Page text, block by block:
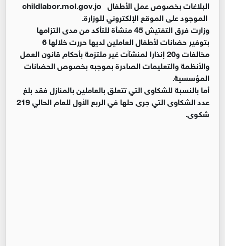
الموجود على الموقع الإلكتروني للوزارة.
وزارت فرق التفتيش 45 منشأة للتأكد من مدى التزامها
بتوفير حضانات لأطفال العاملين لديها حررت خلالها 6
مخالفات و20 إنذارا لمنشآت غير ملتزمة بأحكام قانون العمل
والأنظمة والتعليمات الصادرة بموجبه بخصوص الحضانات
المؤسسية.
أما بالنسبة للشكاوى التي تتعلق بالعاملين بالمنازل فقد بلغ
عدد الشكاوى التي جرى حلها في الربع الأول للعام الحالي 219
شكوى.